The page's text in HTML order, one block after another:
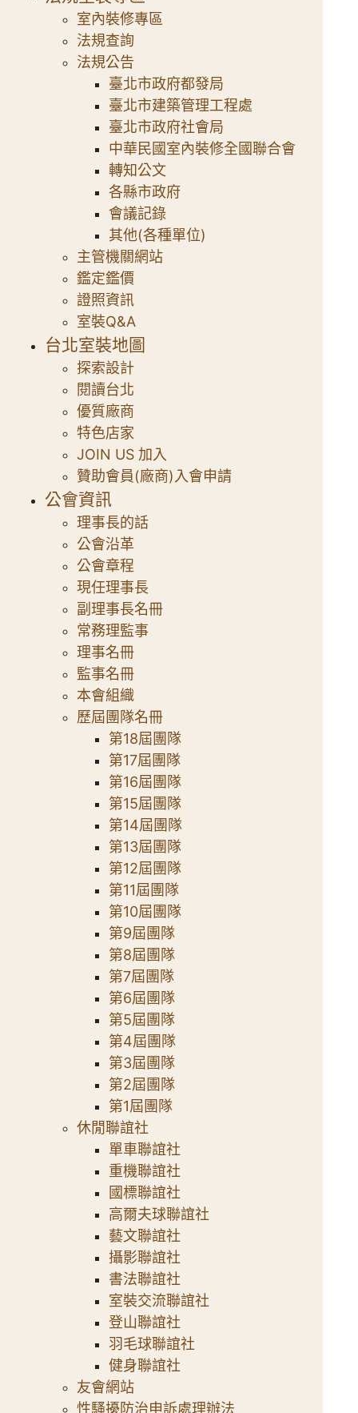
室內裝修專區
法規查詢
法規公告
臺北市政府都發局
臺北市建築管理工程處
臺北市政府社會局
中華民國室內裝修全國聯合會
轉知公文
各縣市政府
會議記錄
其他(各種單位)
主管機關網站
鑑定鑑價
證照資訊
室裝Q&A
台北室裝地圖
探索設計
閱讀台北
優質廠商
特色店家
JOIN US 加入
贊助會員(廠商)入會申請
公會資訊
理事長的話
公會沿革
公會章程
現任理事長
副理事長名冊
常務理監事
理事名冊
監事名冊
本會組織
歷屆團隊名冊
第18屆團隊
第17屆團隊
第16屆團隊
第15屆團隊
第14屆團隊
第13屆團隊
第12屆團隊
第11屆團隊
第10屆團隊
第9屆團隊
第8屆團隊
第7屆團隊
第6屆團隊
第5屆團隊
第4屆團隊
第3屆團隊
第2屆團隊
第1屆團隊
休閒聯誼社
單車聯誼社
重機聯誼社
國標聯誼社
高爾夫球聯誼社
藝文聯誼社
攝影聯誼社
書法聯誼社
室裝交流聯誼社
登山聯誼社
羽毛球聯誼社
健身聯誼社
友會網站
性騷擾防治申訴處理辦法